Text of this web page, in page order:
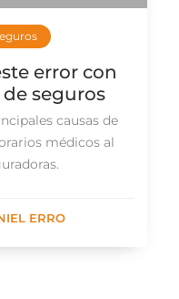
error con
seguros
causas de
médicos al
ERRO